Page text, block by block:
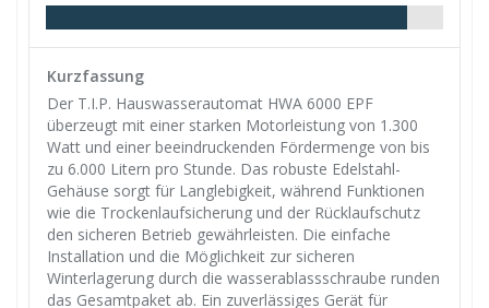
Kurzfassung
Der T.I.P. Hauswasserautomat HWA 6000 EPF
überzeugt mit einer starken Motorleistung von 1.300
Watt und einer beeindruckenden Fördermenge von bis
zu 6.000 Litern pro Stunde. Das robuste Edelstahl-
Gehäuse sorgt für Langlebigkeit, während Funktionen
wie die Trockenlaufsicherung und der Rücklaufschutz
den sicheren Betrieb gewährleisten. Die einfache
Installation und die Möglichkeit zur sicheren
Winterlagerung durch die wasserablassschraube runden
das Gesamtpaket ab. Ein zuverlässiges Gerät für